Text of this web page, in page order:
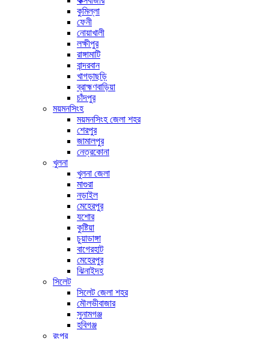
কুমিল্লা
ফেনী
নোয়াখালী
লক্ষীপুর
রাঙ্গামাটি
বান্দরবান
খাগড়াছড়ি
ব্রাহ্মণবাড়িয়া
চাঁদপুর
ময়মনসিংহ
ময়মনসিংহ জেলা শহর
শেরপুর
জামালপুর
নেত্রকোনা
খুলনা
খুলনা জেলা
মাগুরা
নড়াইল
মেহেরপুর
যশোর
কুষ্টিয়া
চুয়াডাঙ্গা
বাগেরহাট
মেহেরপুর
ঝিনাইদহ
সিলেট
সিলেট জেলা শহর
মৌলভীবাজার
সুনামগঞ্জ
হবিগঞ্জ
রংপুর